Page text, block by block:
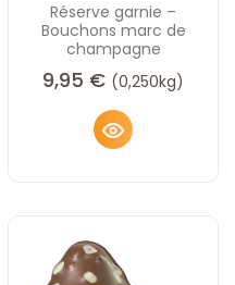
Réserve garnie –
Bouchons marc de
champagne
9,95 € (0,250kg)